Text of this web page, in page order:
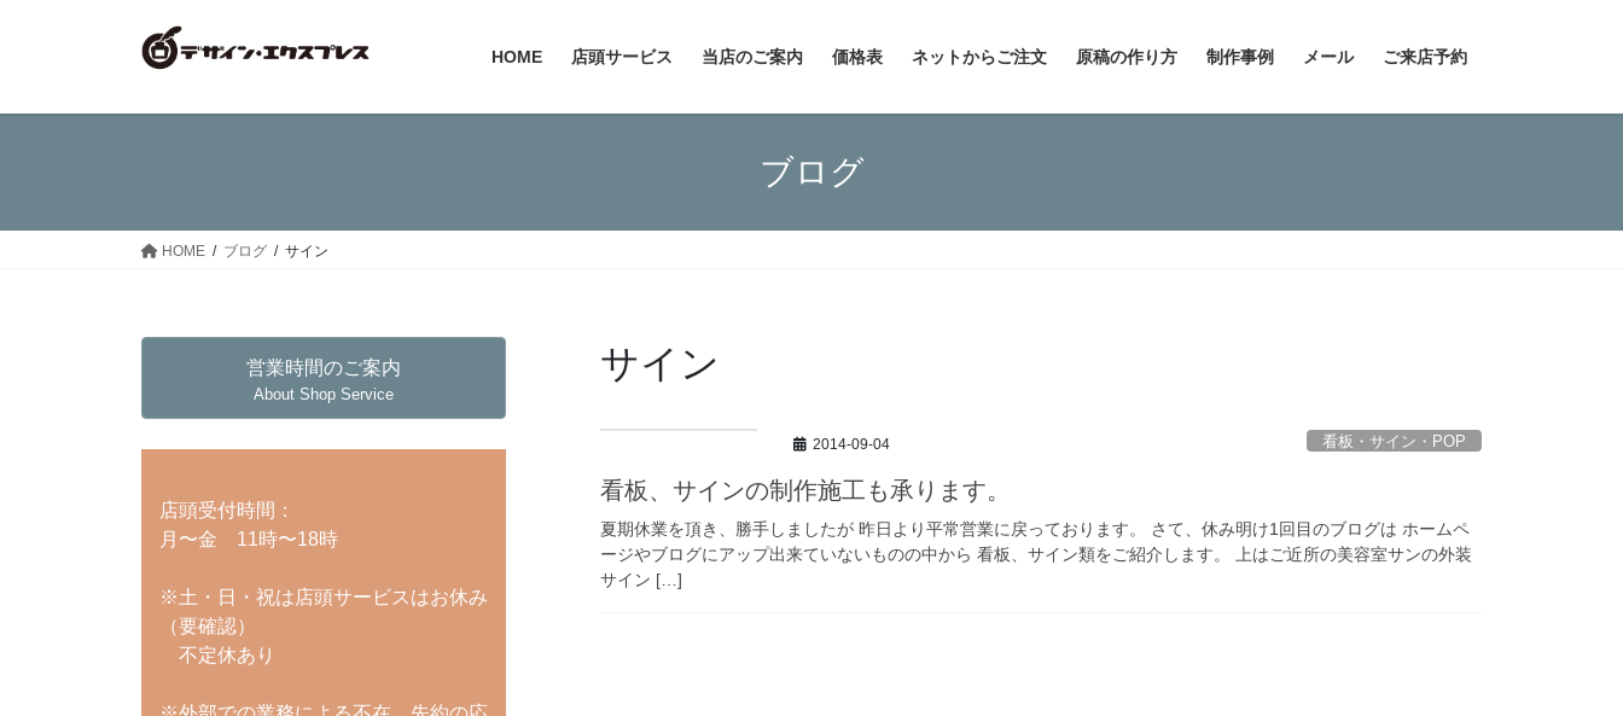
HOME 店頭サービス 当店のご案内 価格表 ネットからご注文 原稿の作り方 制作事例 メール ご来店予約
ブログ
HOME ブログ サイン
サイン
2014-09-04 看板・サイン・POP
看板、サインの制作施工も承ります。
夏期休業を頂き、勝手しましたが 昨日より平常営業に戻っております。 さて、休み明け1回目のブログは ホームペ
ージやブログにアップ出来ていないものの中から 看板、サイン類をご紹介します。 上はご近所の美容室サンの外装
サイン […]
営業時間のご案内
About Shop Service
店頭受付時間：
月〜金 11時〜18時
※土・日・祝は店頭サービスはお休み
（要確認）
不定休あり